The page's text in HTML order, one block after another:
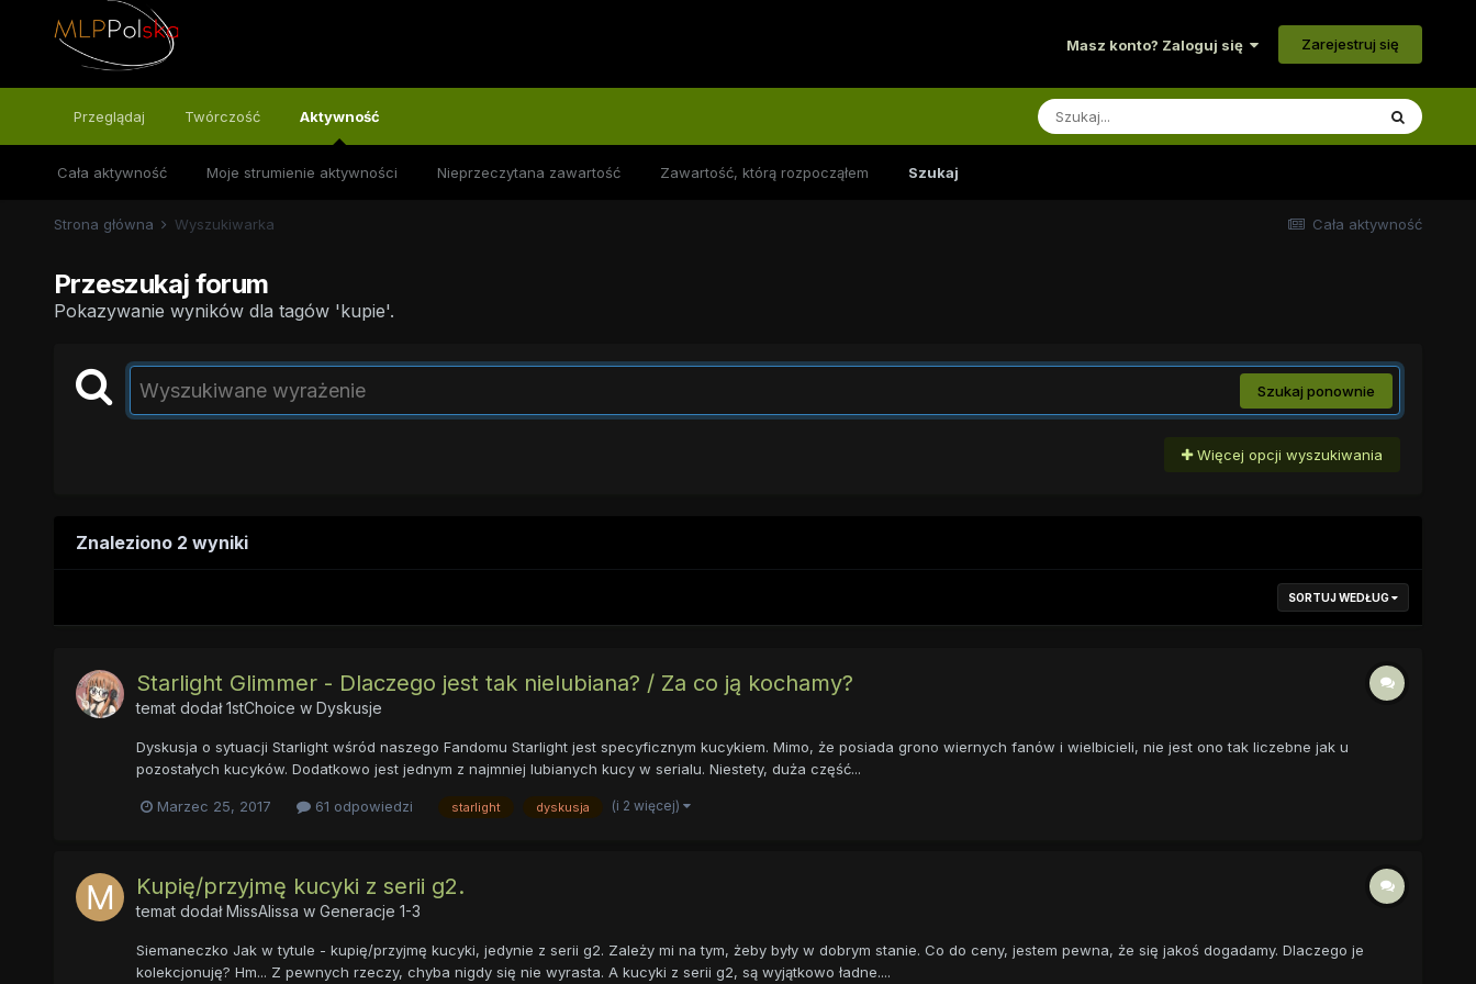
Masz konto? Zaloguj się Zarejestruj się
Przeglądaj Twórczość Aktywność
Cała aktywność Moje strumienie aktywności Nieprzeczytana zawartość Zawartość, którą rozpocząłem Szukaj
Cała aktywność
Strona główna Wyszukiwarka
Przeszukaj forum
Pokazywanie wyników dla tagów 'kupie'.
Szukaj ponownie
Więcej opcji wyszukiwania
Znaleziono 2 wyniki
SORTUJ WEDŁUG
Starlight Glimmer - Dlaczego jest tak nielubiana? / Za co ją kochamy?
temat dodał1stChoice w Dyskusje
Dyskusja o sytuacji Starlight wśród naszego Fandomu Starlight jest specyficznym kucykiem. Mimo, że posiada grono wiernych fanów i wielbicieli, nie jest ono tak liczebne jak u
pozostałych kucyków. Dodatkowo jest jednym z najmniej lubianych kucy w serialu. Niestety, duża część...
Marzec 25, 2017 61 odpowiedzi starlight dyskusja (i 2 więcej)
Kupię/przyjmę kucyki z serii g2.
temat dodałMissAlissa w Generacje 1-3
Siemaneczko Jak w tytule - kupię/przyjmę kucyki, jedynie z serii g2. Zależy mi na tym, żeby były w dobrym stanie. Co do ceny, jestem pewna, że się jakoś dogadamy. Dlaczego je
kolekcjonuję? Hm... Z pewnych rzeczy, chyba nigdy się nie wyrasta. A kucyki z serii g2, są wyjątkowo ładne....